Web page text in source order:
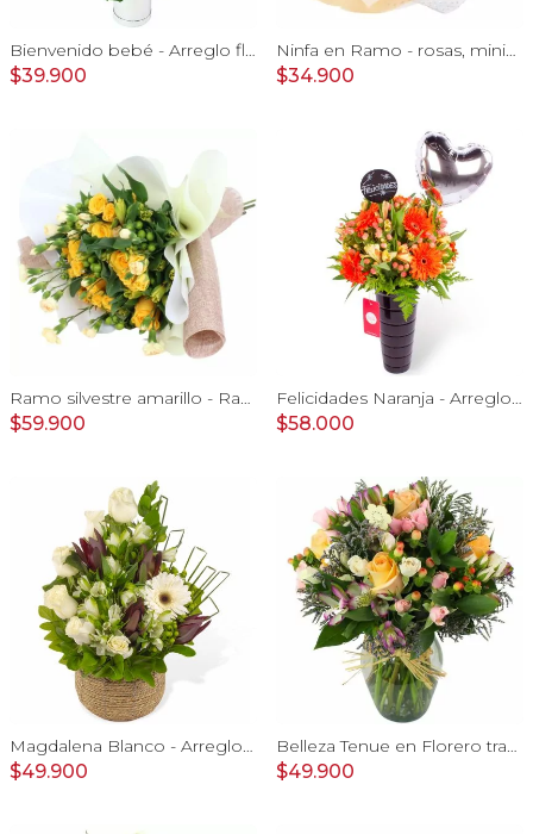
Bienvenido bebé - Arreglo floral con globos, rosas amarillo, minirosas blanco, astromelias e hypericum
$39.900
Ninfa en Ramo - rosas, miniclaveles y astromelias
$34.900
Ramo silvestre amarillo - Ramo de flores circular con rosas amarillas, claveles, astromelias e hypericum verde
$59.900
Felicidades Naranja - Arreglo floral con globo, gerberas y astromelias naranjas e hypericum
$58.000
Magdalena Blanco - Arreglo floral con rosas, gerbera y astromelias blancas
$49.900
Belleza Tenue en Florero transparente con rosas damasco, mini claveles, astromelias y limonium
$49.900